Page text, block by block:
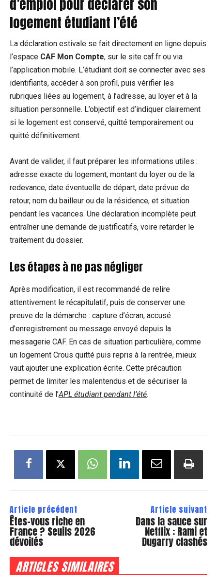
d’emploi pour déclarer son
logement étudiant l’été
La déclaration estivale se fait directement en ligne depuis
l’espace CAF Mon Compte, sur le site caf.fr ou via
l’application mobile. L’étudiant doit se connecter avec ses
identifiants, accéder à son profil, puis vérifier les
rubriques liées au logement, à l’adresse, au loyer et à la
situation personnelle. L’objectif est d’indiquer clairement
si le logement est conservé, quitté temporairement ou
quitté définitivement.
Avant de valider, il faut préparer les informations utiles :
adresse exacte du logement, montant du loyer ou de la
redevance, date éventuelle de départ, date prévue de
retour, nom du bailleur ou de la résidence, et situation
pendant les vacances. Une déclaration incomplète peut
entraîner une demande de justificatifs, voire retarder le
traitement du dossier.
Les étapes à ne pas négliger
Après modification, il est recommandé de relire
attentivement le récapitulatif, puis de conserver une
preuve de la démarche : capture d’écran, accusé
d’enregistrement ou message envoyé depuis la
messagerie CAF. En cas de situation particulière, comme
un logement Crous quitté puis repris à la rentrée, mieux
vaut ajouter une explication écrite. Cette précaution
permet de limiter les malentendus et de sécuriser la
continuité de l’APL étudiant pendant l’été.
Article précédent
Êtes-vous riche en
France ? Seuils 2026
dévoilés
Article suivant
Dans la sauce sur
Netflix : Rami et
Dugarry clashés
ARTICLES SIMILAIRES